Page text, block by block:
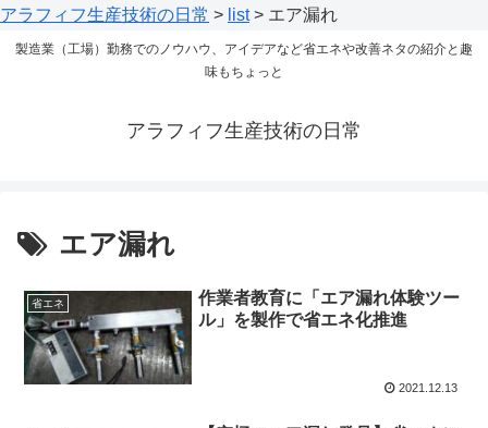
アラフィフ生産技術の日常 > list> エア漏れ
製造業（工場）勤務でのノウハウ、アイデアなど省エネや改善ネタの紹介と趣
味もちょっと
アラフィフ生産技術の日常
エア漏れ
省エネ
作業者教育に「エア漏れ体験ツー
ル」を製作で省エネ化推進
2021.12.13